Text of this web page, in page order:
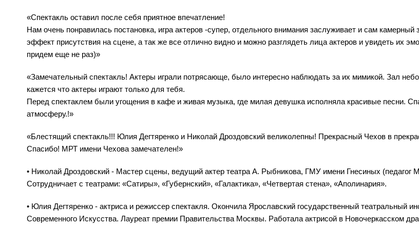
«Спектакль оставил после себя приятное впечатление!
Нам очень понравилась постановка, игра актеров -супер, отдельного внимания заслуживает и сам камерный
эффект присутствия на сцене, а так же все отлично видно и можно разглядеть лица актеров и увидеть их
придем еще не раз)»
«Замечательный спектакль! Актеры играли потрясающе, было интересно наблюдать за их мимикой. Зал
кажется что актеры играют только для тебя.
Перед спектаклем были угощения в кафе и живая музыка, где милая девушка исполняла красивые песни.
атмосферу.!»
«Блестящий спектакль!!! Юлия Дегтяренко и Николай Дроздовский великолепны! Прекрасный Чехов в
Спасибо! МРТ имени Чехова замечателен!»
• Николай Дроздовский - Мастер сцены, ведущий актер театра А. Рыбникова, ГМУ имени Гнесиных (педагог
Сотрудничает с театрами: «Сатиры», «Губернский», «Галактика», «Четвертая стена», «Аполинария».
• Юлия Дегтяренко - актриса и режиссер спектакля. Окончила Ярославский государственный театральный
Современного Искусства. Лауреат премии Правительства Москвы. Работала актрисой в Новочеркасском